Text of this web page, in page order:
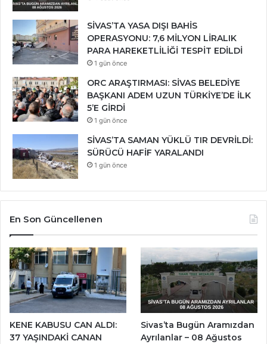
SİVAS’TA YASA DIŞI BAHİS
OPERASYONU: 7,6 MİLYON LİRALIK
PARA HAREKETLİLİĞİ TESPİT EDİLDİ
1 gün önce
ORC ARAŞTIRMASI: SİVAS BELEDİYE
BAŞKANI ADEM UZUN TÜRKİYE’DE İLK
5’E GİRDİ
1 gün önce
SİVAS’TA SAMAN YÜKLÜ TIR DEVRİLDİ:
SÜRÜCÜ HAFİF YARALANDI
1 gün önce
En Son Güncellenen
KENE KABUSU CAN ALDI:
37 YAŞINDAKİ CANAN
Sivas’ta Bugün Aramızdan
Ayrılanlar – 08 Ağustos